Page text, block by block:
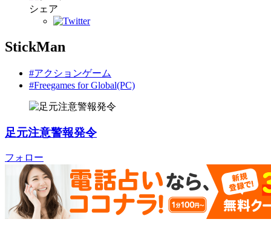
シェア
StickMan
#アクションゲーム
#Freegames for Global(PC)
足元注意警報発令
フォロー